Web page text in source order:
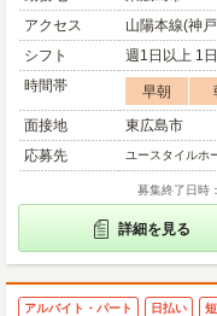
アクセス
山陽本線(神
シフト
週1日以上 1
時間帯
早朝
面接地
東広島市
応募先
ユースタイルホ
募集終了日時
詳細を見る
アルバイト・パート 日払い